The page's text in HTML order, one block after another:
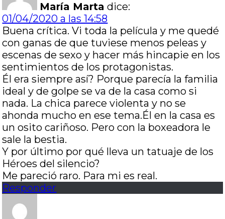
María Marta dice:
01/04/2020 a las 14:58
Buena crítica. Vi toda la película y me quedé
con ganas de que tuviese menos peleas y
escenas de sexo y hacer más hincapie en los
sentimientos de los protagonistas.
Él era siempre así? Porque parecía la familia
ideal y de golpe se va de la casa como si
nada. La chica parece violenta y no se
ahonda mucho en ese tema.Él en la casa es
un osito cariñoso. Pero con la boxeadora le
sale la bestia.
Y por último por qué lleva un tatuaje de los
Héroes del silencio?
Me pareció raro. Para mi es real.
Responder